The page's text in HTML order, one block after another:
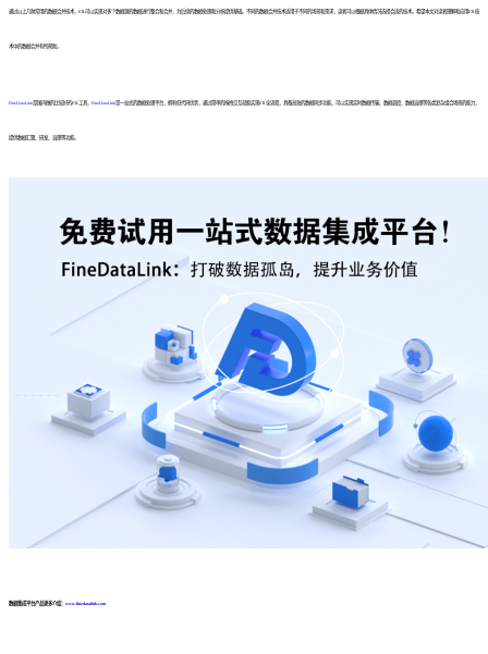
通过以上几种常用的数据合并技术，ETL可以实现对多个数据源的数据进行整合和合并，为后续的数据处理和分析提供基础。不同的数据合并技术适用于不同的场景和需求，读者可以根据具体情况选择合适的技术。希望本文对读者理解和应用ETL技
术中的数据合并有所帮助。
FineDataLink是国内做的比较好的ETL工具， FineDataLink是一站式的数据处理平台，拥有低代码优势，通过简单的拖拽交互就能实现ETL全流程，具备高效的数据同步功能，可以实现实时数据传输、数据调度、数据治理等各类复杂组合场景的能力，
提供数据汇聚、研发、治理等功能。
数据集成平台产品更多介绍： www.finedatalink.com